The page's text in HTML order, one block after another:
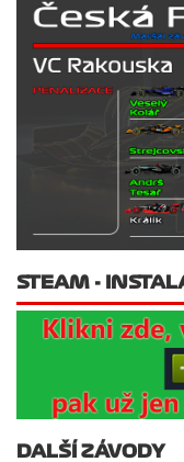
STEAM -
DALŠÍ ZÁVODY